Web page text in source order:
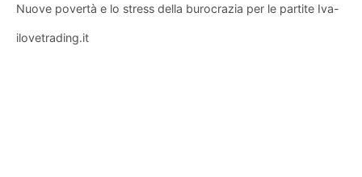
Nuove povertà e lo stress della burocrazia per le partite Iva-
ilovetrading.it